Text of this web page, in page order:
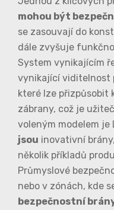
mohou být
se zasouvají do
dále zvyšuje
System vynikajícím
vynikající viditelnost
které lze přizpůsobit
zábrany, což je
voleným modelem je
jsou inovativní
několik příkladů
Průmyslové
nebo v zónách, kde
bezpečnostní